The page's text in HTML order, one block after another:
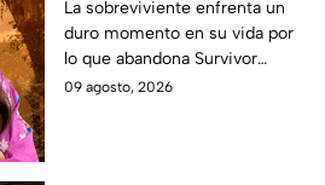
México La Reliquia en
Llamas
La sobreviviente enfrenta un
duro momento en su vida por
lo que abandona Survivor
México La Reliquia en Llamas.
09 agosto, 2026